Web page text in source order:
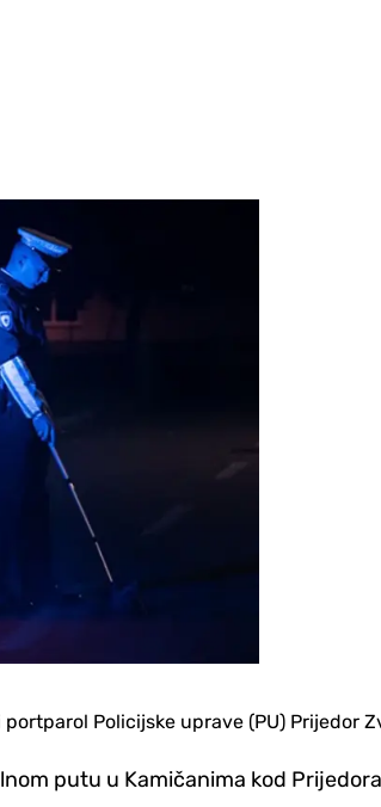
Policijske uprave (PU) Prijedor
putu u Kamičanima kod